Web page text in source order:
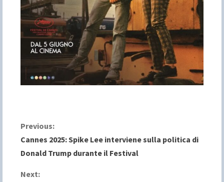
C
o
n
Previous:
Cannes 2025: Spike Lee interviene sulla politica di
Donald Trump durante il Festival
Next: